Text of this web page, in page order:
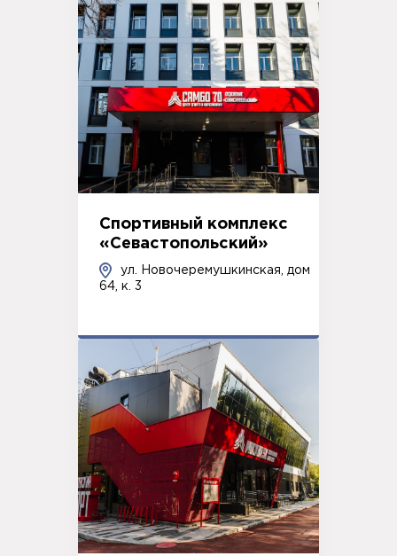
Спортивный комплекс
«Севастопольский»
ул. Новочеремушкинская, дом
64, к. 3